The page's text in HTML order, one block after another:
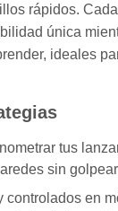
rápidos.
única
ideales
tus
sin
controlados en